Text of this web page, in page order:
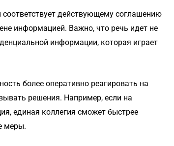
действующему соглашению
информацией. Важно, что речь идет не
информации, которая играет
более оперативно реагировать на
решения. Например, если на
единая коллегия сможет быстрее
меры.